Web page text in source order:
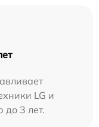
LG и
до 3 лет.